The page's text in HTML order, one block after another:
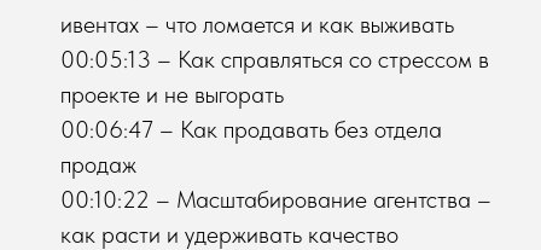
ивентах – что ломается и как выживать
00:05:13 – Как справляться со стрессом в
проекте и не выгорать
00:06:47 – Как продавать без отдела
продаж
00:10:22 – Масштабирование агентства –
как расти и удерживать качество